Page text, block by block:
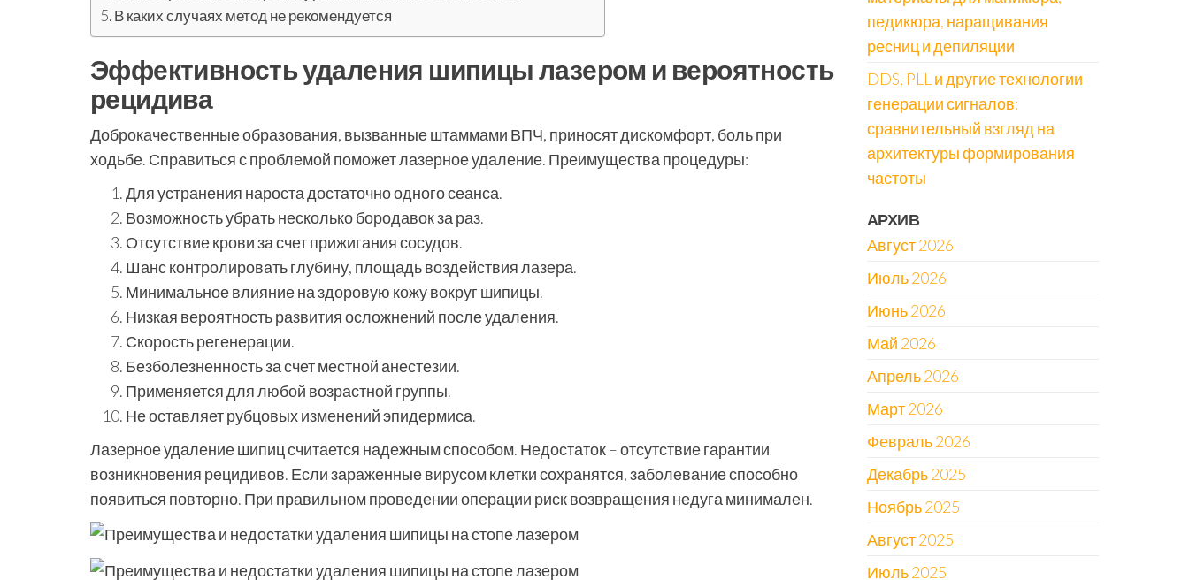
В каких случаях метод не рекомендуется
Эффективность удаления шипицы лазером и вероятность
рецидива
Доброкачественные образования, вызванные штаммами ВПЧ, приносят дискомфорт, боль при
ходьбе. Справиться с проблемой поможет лазерное удаление. Преимущества процедуры:
Для устранения нароста достаточно одного сеанса.
Возможность убрать несколько бородавок за раз.
Отсутствие крови за счет прижигания сосудов.
Шанс контролировать глубину, площадь воздействия лазера.
Минимальное влияние на здоровую кожу вокруг шипицы.
Низкая вероятность развития осложнений после удаления.
Скорость регенерации.
Безболезненность за счет местной анестезии.
Применяется для любой возрастной группы.
Не оставляет рубцовых изменений эпидермиса.
Лазерное удаление шипиц считается надежным способом. Недостаток – отсутствие гарантии
возникновения рецидивов. Если зараженные вирусом клетки сохранятся, заболевание способно
появиться повторно. При правильном проведении операции риск возвращения недуга минимален.
педикюра, наращивания
ресниц и депиляции
DDS, PLL и другие технологии
генерации сигналов:
сравнительный взгляд на
архитектуры формирования
частоты
АРХИВ
Август 2026
Июль 2026
Июнь 2026
Май 2026
Апрель 2026
Март 2026
Февраль 2026
Декабрь 2025
Ноябрь 2025
Август 2025
Июль 2025